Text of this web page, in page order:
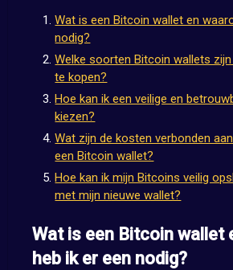
Wat is een Bitcoin wallet en
nodig?
Welke soorten Bitcoin wallets
te kopen?
Hoe kan ik een veilige en
kiezen?
Wat zijn de kosten verbonden
een Bitcoin wallet?
Hoe kan ik mijn Bitcoins veilig
met mijn nieuwe wallet?
Wat is een Bitcoin wallet
heb ik er een nodig?